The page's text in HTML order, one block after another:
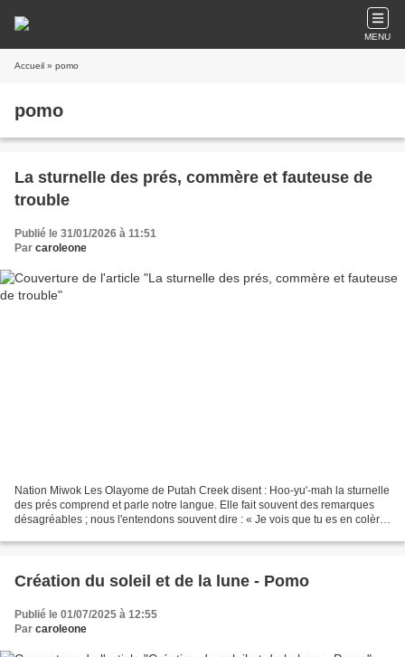
MENU
Accueil » pomo
pomo
La sturnelle des prés, commère et fauteuse de
trouble
Publié le 31/01/2026 à 11:51
Par caroleone
Nation Miwok Les Olayome de Putah Creek disent : Hoo-yu'-mah la sturnelle
des prés comprend et parle notre langue. Elle fait souvent des remarques
désagréables ; nous l'entendons souvent dire : « Je vois que tu es en colère
Création du soleil et de la lune - Pomo
Publié le 01/07/2025 à 12:55
Par caroleone